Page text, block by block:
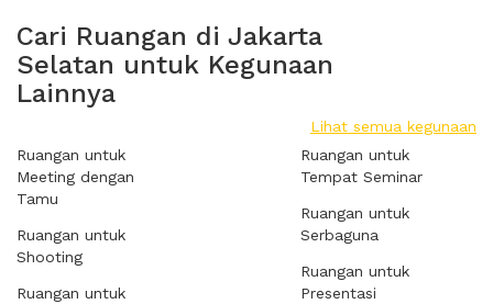
Cari Ruangan di Jakarta
Selatan untuk Kegunaan
Lainnya
Lihat semua kegunaan
Ruangan untuk
Meeting dengan
Tamu
Ruangan untuk
Shooting
Ruangan untuk
Ruangan untuk
Tempat Seminar
Ruangan untuk
Serbaguna
Ruangan untuk
Presentasi